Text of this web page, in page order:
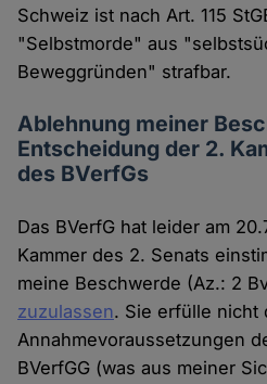
Schweiz ist nach Art. 115
"Selbstmorde" aus
Beweggründen" strafbar.
Ablehnung meiner
Entscheidung der 2.
des BVerfGs
Das BVerfG hat leider am
Kammer des 2. Senats
meine Beschwerde (Az.: 2
zuzulassen. Sie erfülle nicht
Annahmevoraussetzungen
BVerfGG (was aus meiner